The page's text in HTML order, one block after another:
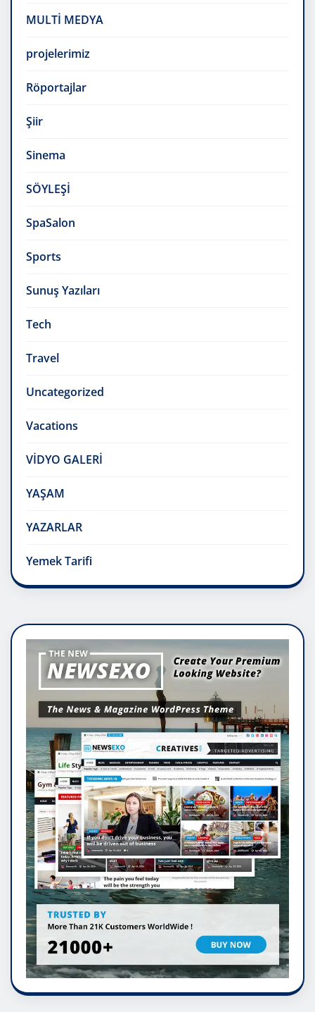
MULTİ MEDYA
projelerimiz
Röportajlar
Şiir
Sinema
SÖYLEŞİ
SpaSalon
Sports
Sunuş Yazıları
Tech
Travel
Uncategorized
Vacations
VİDYO GALERİ
YAŞAM
YAZARLAR
Yemek Tarifi